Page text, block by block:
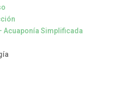
Acuaponía Simplificada